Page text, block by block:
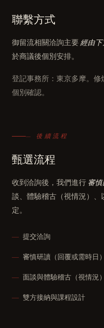
聯繫方式
御留流相關洽詢主要經由下
於商議後個別安排。
登記事務所：東京多摩。
個別確認。
— 後續流程
甄選流程
收到洽詢後，我們進行 審
談、體驗稽古（視情況）
定。
提交洽詢
審慎研讀（回覆或需時日）
面談與體驗稽古（視情況）
雙方接納與課程設計